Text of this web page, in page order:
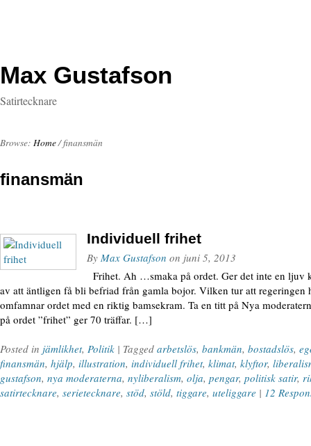
Max Gustafson
Satirtecknare
Browse: Home/finansmän
finansmän
Individuell frihet
By Max Gustafson on juni 5, 2013
Frihet. Ah …smaka på ordet. Ger det inte en ljuv
av att äntligen få bli befriad från gamla bojor. Vilken tur att regeringen
omfamnar ordet med en riktig bamsekram. Ta en titt på Nya
på ordet ”frihet” ger 70 träffar. […]
Posted in jämlikhet, Politik | Tagged arbetslös, bankmän, bostadslös,
finansmän, hjälp, illustration, individuell frihet, klimat, klyftor,
gustafson, nya moderaterna, nyliberalism, olja, pengar, politisk satir,
satirtecknare, serietecknare, stöd, stöld, tiggare, uteliggare | 12